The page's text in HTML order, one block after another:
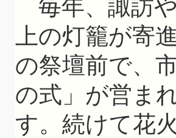
毎年、諏訪
上の灯籠が寄
の祭壇前で、
の式」が営ま
す。続けて花